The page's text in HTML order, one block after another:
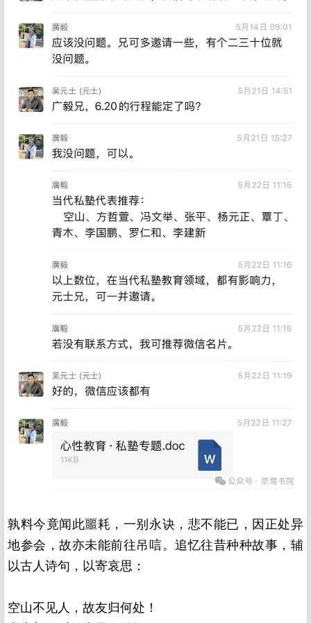
孰料今竟闻此噩耗，一别永诀，悲不能已，因正处异
地参会，故亦未能前往吊唁。追忆往昔种种故事，辅
以古人诗句，以寄哀思：
空山不见人，故友归何处！